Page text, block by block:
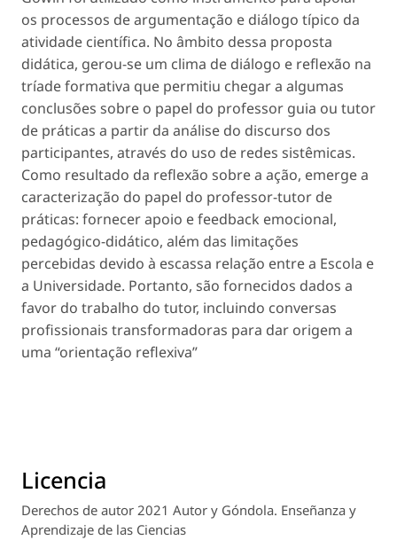
os processos de argumentação e diálogo típico da
atividade científica. No âmbito dessa proposta
didática, gerou-se um clima de diálogo e reflexão na
tríade formativa que permitiu chegar a algumas
conclusões sobre o papel do professor guia ou tutor
de práticas a partir da análise do discurso dos
participantes, através do uso de redes sistêmicas.
Como resultado da reflexão sobre a ação, emerge a
caracterização do papel do professor-tutor de
práticas: fornecer apoio e feedback emocional,
pedagógico-didático, além das limitações
percebidas devido à escassa relação entre a Escola e
a Universidade. Portanto, são fornecidos dados a
favor do trabalho do tutor, incluindo conversas
profissionais transformadoras para dar origem a
uma “orientação reflexiva”
Licencia
Derechos de autor 2021 Autor y Góndola. Enseñanza y
Aprendizaje de las Ciencias